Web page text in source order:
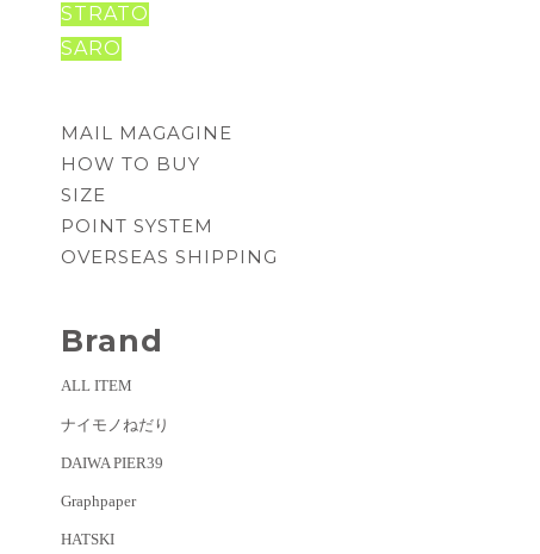
STRATO
SARO
MAIL MAGAGINE
HOW TO BUY
SIZE
POINT SYSTEM
OVERSEAS SHIPPING
Brand
ALL ITEM
ナイモノねだり
DAIWA PIER39
Graphpaper
HATSKI